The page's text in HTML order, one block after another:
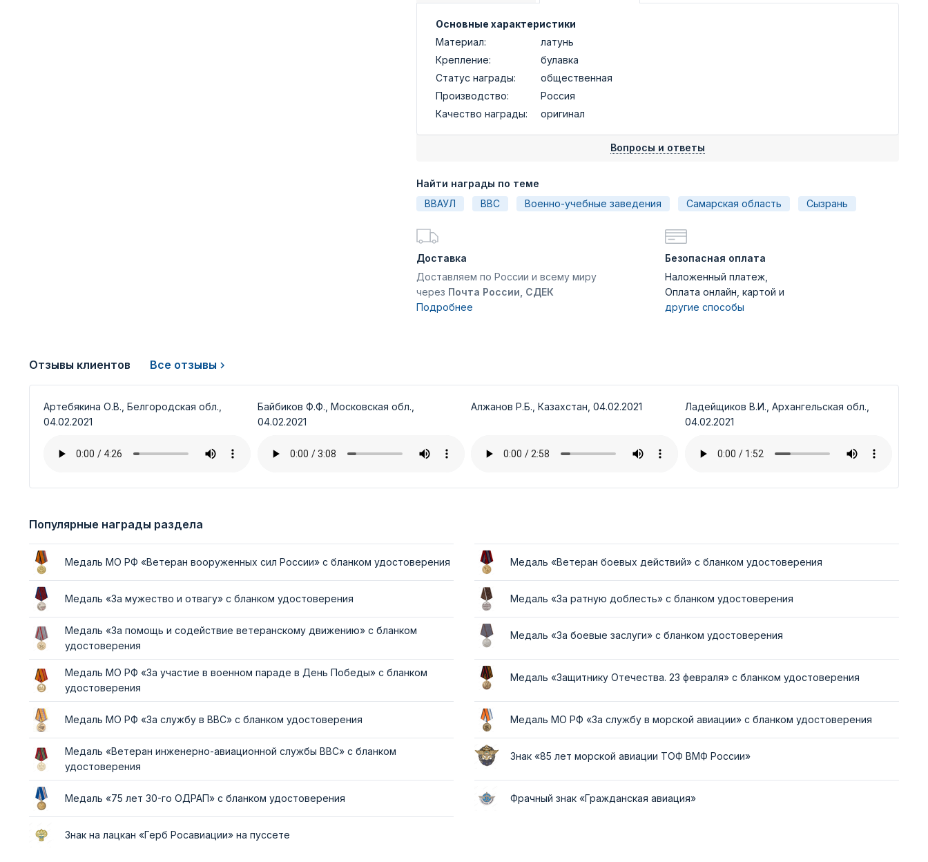
Основные характеристики
Материал:
латунь
Крепление:
булавка
Статус награды:
общественная
Производство:
Россия
Качество награды:
оригинал
Вопросы и ответы
Найти награды по теме
ВВАУЛ
ВВС Военно-учебные заведения Самарская область Сызрань
Доставка
Доставляем по России и всему миру
через Почта России, СДЕК
Подробнее
Безопасная оплата
Наложенный платеж,
Оплата онлайн, картой и
другие способы
Отзывы клиентов Все отзывы
Артебякина О.В., Белгородская обл.,
04.02.2021
Байбиков Ф.Ф., Московская обл.,
04.02.2021
Алжанов Р.Б., Казахстан, 04.02.2021
Ладейщиков В.И., Архангельская обл.,
04.02.2021
Популярные награды раздела
Медаль МО РФ «Ветеран вооруженных сил России» с бланком удостоверения Медаль «Ветеран боевых действий» с бланком удостоверения
Медаль «За мужество и отвагу» с бланком удостоверения Медаль «За ратную доблесть» с бланком удостоверения
Медаль «За помощь и содействие ветеранскому движению» с бланком
удостоверения
Медаль «За боевые заслуги» с бланком удостоверения
Медаль МО РФ «За участие в военном параде в День Победы» с бланком
удостоверения
Медаль «Защитнику Отечества. 23 февраля» с бланком удостоверения
Медаль МО РФ «За службу в ВВС» с бланком удостоверения Медаль МО РФ «За службу в морской авиации» с бланком удостоверения
Медаль «Ветеран инженерно-авиационной службы ВВС» с бланком
удостоверения
Знак «85 лет морской авиации ТОФ ВМФ России»
Медаль «75 лет 30-го ОДРАП» с бланком удостоверения Фрачный знак «Гражданская авиация»
Знак на лацкан «Герб Росавиации» на пуссете